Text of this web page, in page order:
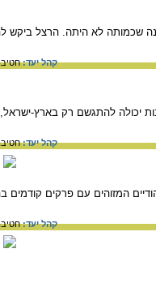
שכמותה לא היתה. הרצל ביקש
קהל יעד:
יכולה להתגשם רק בארץ-
קהל יעד:
המזוהים עם פרקים קודמים
קהל יעד: